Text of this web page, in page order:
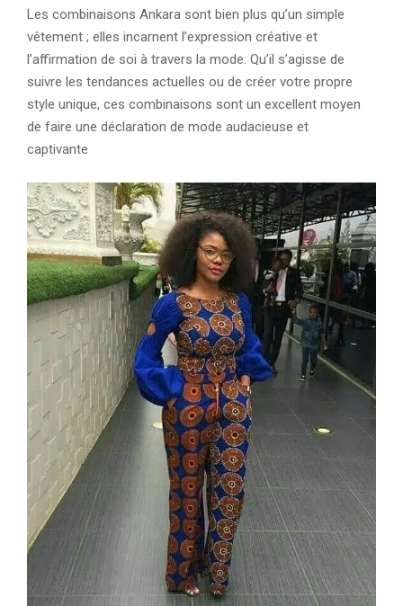
Les combinaisons Ankara sont bien plus qu’un simple
vêtement ; elles incarnent l’expression créative et
l’affirmation de soi à travers la mode. Qu’il s’agisse de
suivre les tendances actuelles ou de créer votre propre
style unique, ces combinaisons sont un excellent moyen
de faire une déclaration de mode audacieuse et
captivante